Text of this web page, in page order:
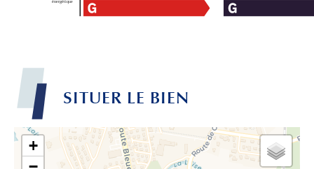
SITUER LE BIEN
+